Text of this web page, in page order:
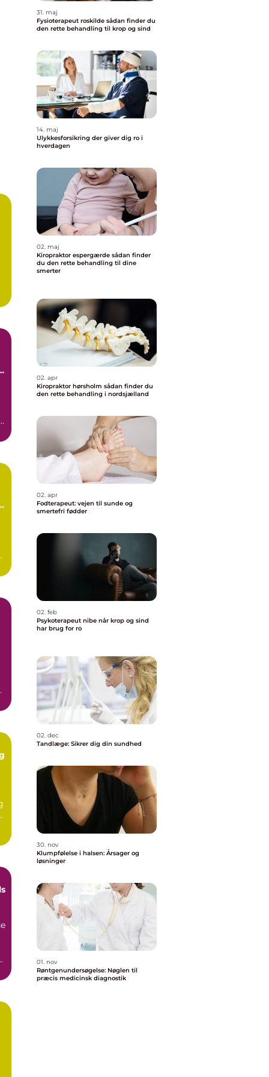
31. maj
Fysioterapeut roskilde sådan finder du
den rette behandling til krop og sind
14. maj
Ulykkesforsikring der giver dig ro i
hverdagen
02. maj
Kiropraktor espergærde sådan finder
du den rette behandling til dine
smerter
02. apr
Kiropraktor hørsholm sådan finder du
den rette behandling i nordsjælland
02. apr
Fodterapeut: vejen til sunde og
smertefri fødder
02. feb
Psykoterapeut nibe når krop og sind
har brug for ro
02. dec
Tandlæge: Sikrer dig din sundhed
30. nov
Klumpfølelse i halsen: Årsager og
løsninger
01. nov
Røntgenundersøgelse: Nøglen til
præcis medicinsk diagnostik